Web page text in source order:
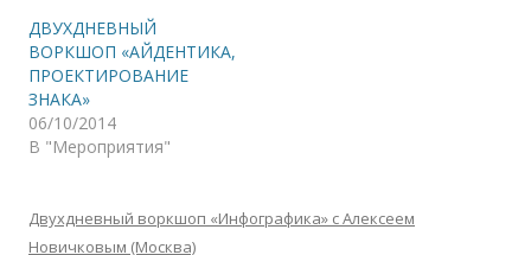
ДВУХДНЕВНЫЙ
ВОРКШОП «АЙДЕНТИКА,
ПРОЕКТИРОВАНИЕ
ЗНАКА»
06/10/2014
В "Мероприятия"
Двухдневный воркшоп «Инфографика» с Алексеем
Новичковым (Москва)